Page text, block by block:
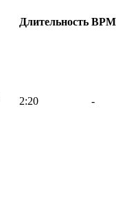
Длительность BPM
2:20 -